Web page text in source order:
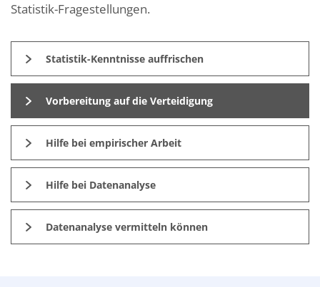
Statistik-Fragestellungen.
Statistik-Kenntnisse auffrischen
Vorbereitung auf die Verteidigung
Hilfe bei empirischer Arbeit
Hilfe bei Datenanalyse
Datenanalyse vermitteln können